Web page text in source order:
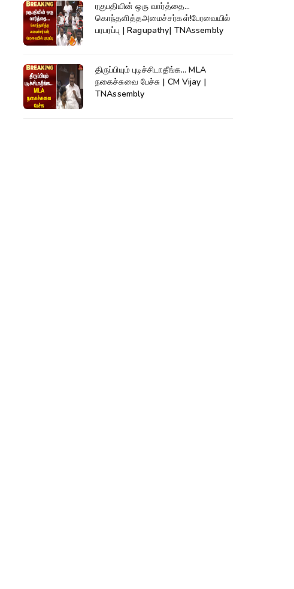
ரகுபதியின் ஒரு வார்த்தை...
கொந்தளித்தஅமைச்சர்கள்!பேரவையில்
பரபரப்பு | Ragupathy| TNAssembly
திருப்பியும் புடிச்சிடாதீங்க... MLA
நகைச்சுவை பேச்சு | CM Vijay |
TNAssembly